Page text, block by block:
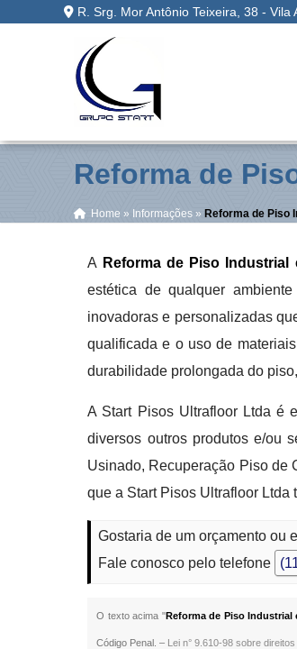
R. Srg. Mor Antônio Teixeira, 38 - Vila
Reforma de
Home » Informações » Reforma de Piso
A Reforma de Piso Industrial
estética de qualquer
inovadoras e personalizadas
qualificada e o uso de
durabilidade prolongada do
A Start Pisos Ultrafloor Ltda é
diversos outros produtos e/ou
Usinado, Recuperação Piso de
que a Start Pisos Ultrafloor Ltda
Gostaria de um orçamento ou
Fale conosco pelo telefone
O texto acima "Reforma de Piso Industrial
Código Penal. – Lei n° 9.610-98 sobre